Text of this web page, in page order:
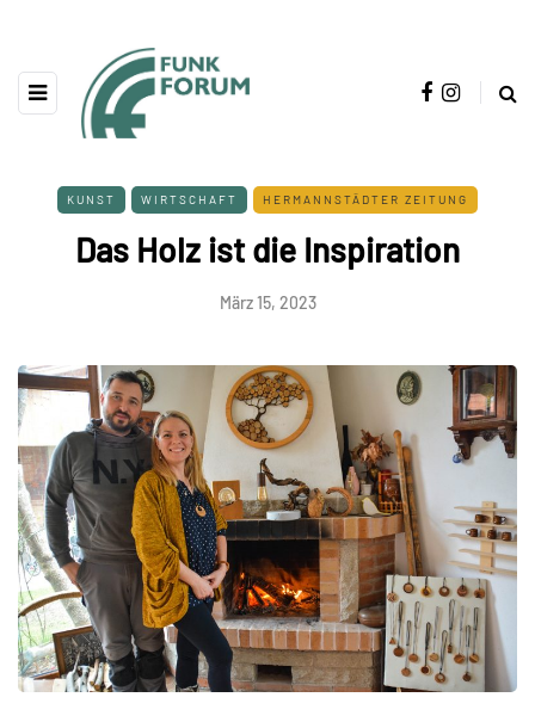
KUNST WIRTSCHAFT HERMANNSTÄDTER ZEITUNG
Das Holz ist die Inspiration
März 15, 2023